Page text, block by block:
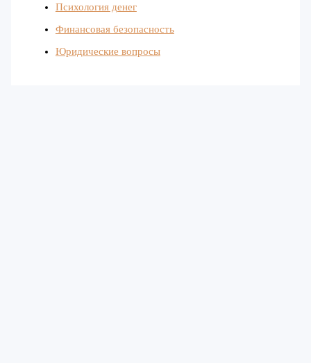
Психология денег
Финансовая безопасность
Юридические вопросы